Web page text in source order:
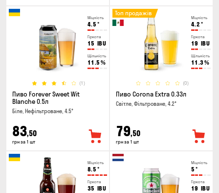
Міцність
4.5 °
Гіркота
15 IBU
Щільність
11.5 %
(1)
Пиво Forever Sweet Wit
Blanche 0.5л
Біле, Нефільтроване, 4.5°
83,50
грн за 1 шт
Міцність
4.2 °
Гіркота
19 IBU
Щільність
11.3%
(0)
Топ продажів
Пиво Corona Extra 0.33л
Світле, Фільтроване, 4.2°
79,50
грн за 1 шт
Міцність
8.5 °
Гіркота
35 IBU
Міцність
5 °
Гіркота
19 IBU